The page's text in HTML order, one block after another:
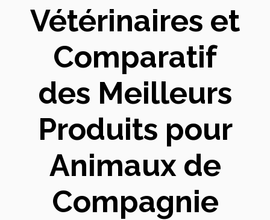
Vétérinaires et
Comparatif
des Meilleurs
Produits pour
Animaux de
Compagnie